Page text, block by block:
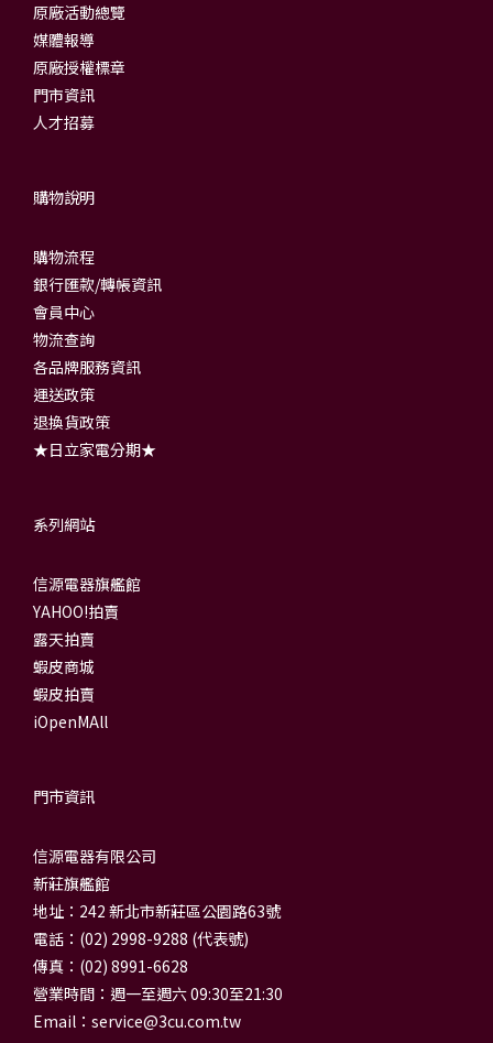
原廠活動總覽
媒體報導
原廠授權標章
門市資訊
人才招募
購物說明
購物流程
銀行匯款/轉帳資訊
會員中心
物流查詢
各品牌服務資訊
運送政策
退換貨政策
★日立家電分期★
系列網站
信源電器旗艦館
YAHOO!拍賣
露天拍賣
蝦皮商城
蝦皮拍賣
iOpenMAll
門市資訊
信源電器有限公司
新莊旗艦館
地址：242 新北市新莊區公園路63號
電話：(02) 2998-9288 (代表號)
傳真：(02) 8991-6628
營業時間：週一至週六 09:30至21:30
Email： service@3cu.com.tw